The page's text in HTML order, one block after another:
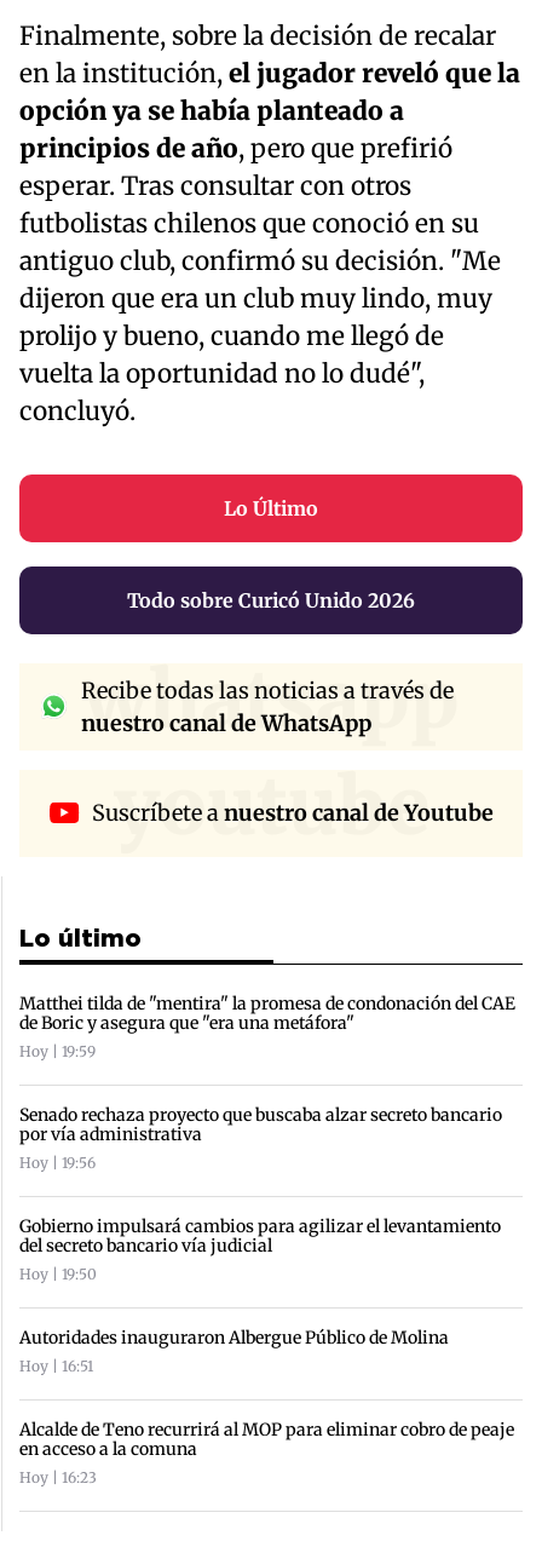
Finalmente, sobre la decisión de recalar
en la institución,el jugador reveló que la
opción ya se había planteado a
principios de año, pero que prefirió
esperar. Tras consultar con otros
futbolistas chilenos que conoció en su
antiguo club, confirmó su decisión. "Me
dijeron que era un club muy lindo, muy
prolijo y bueno, cuando me llegó de
vuelta la oportunidad no lo dudé",
concluyó.
Lo Último
Todo sobre Curicó Unido 2026
whatsapp
Recibe todas las noticias a través de
nuestro canal de WhatsApp
youtube
Suscríbete anuestro canal de Youtube
Lo último
Matthei tilda de "mentira" la promesa de condonación del CAE
de Boric y asegura que "era una metáfora"
Hoy | 19:59
Senado rechaza proyecto que buscaba alzar secreto bancario
por vía administrativa
Hoy | 19:56
Gobierno impulsará cambios para agilizar el levantamiento
del secreto bancario vía judicial
Hoy | 19:50
Autoridades inauguraron Albergue Público de Molina
Hoy | 16:51
Alcalde de Teno recurrirá al MOP para eliminar cobro de peaje
en acceso a la comuna
Hoy | 16:23